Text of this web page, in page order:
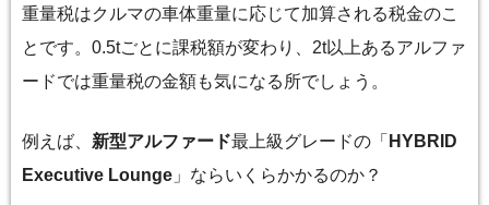
重量税はクルマの車体重量に応じて加算される税金のこ
とです。0.5tごとに課税額が変わり、2t以上あるアルファ
ードでは重量税の金額も気になる所でしょう。
例えば、 新型アルファード最上級グレードの「 HYBRID
Executive Lounge 」ならいくらかかるのか？